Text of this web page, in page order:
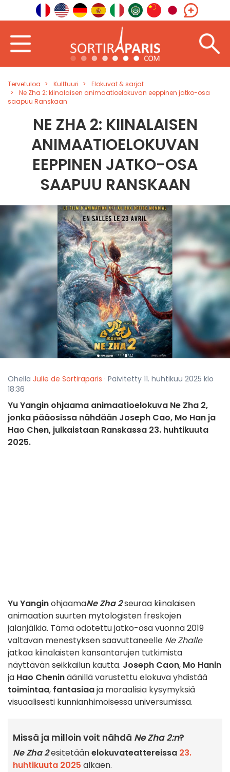
Tervetuloa Kulttuuri
Elokuvat & sarjat
Ne Zha 2: kiinalaisen animaatioelokuvan eeppinen jatko-osa
saapuu Ranskaan
NE ZHA 2: KIINALAISEN
ANIMAATIOELOKUVAN
EEPPINEN JATKO-OSA
SAAPUU RANSKAAN
Ohella Julie de Sortiraparis · Päivitetty 11. huhtikuu 2025 klo
18:36
Yu Yangin ohjaama animaatioelokuva Ne Zha 2,
jonka pääosissa nähdään Joseph Cao, Mo Han ja
Hao Chen, julkaistaan Ranskassa 23. huhtikuuta
2025.
Yu YanginohjaamaNe Zha 2seuraa kiinalaisen
animaation suurten mytologisten freskojen
jalanjälkiä. Tämä odotettu jatko-osa vuonna 2019
valtavan menestyksen saavuttaneelle Ne Zhalle
jatkaa kiinalaisten kansantarujen tutkimista
näyttävän seikkailun kautta. Joseph Caon, Mo Hanin
ja Hao Cheninäänillä varustettu elokuva yhdistää
toimintaa, fantasiaaja moraalisia kysymyksiä
visuaalisesti kunnianhimoisessa universumissa.
Missä ja milloin voit nähdä Ne Zha 2:n?
Ne Zha 2esitetäänelokuvateattereissa 23.
huhtikuuta 2025 alkaen.